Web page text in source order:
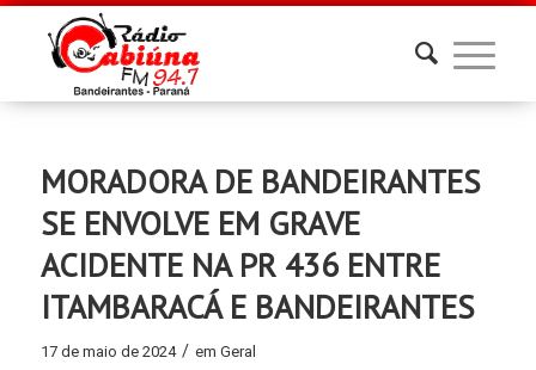
MORADORA DE BANDEIRANTES
SE ENVOLVE EM GRAVE
ACIDENTE NA PR 436 ENTRE
ITAMBARACÁ E BANDEIRANTES
17 de maio de 2024 / em Geral